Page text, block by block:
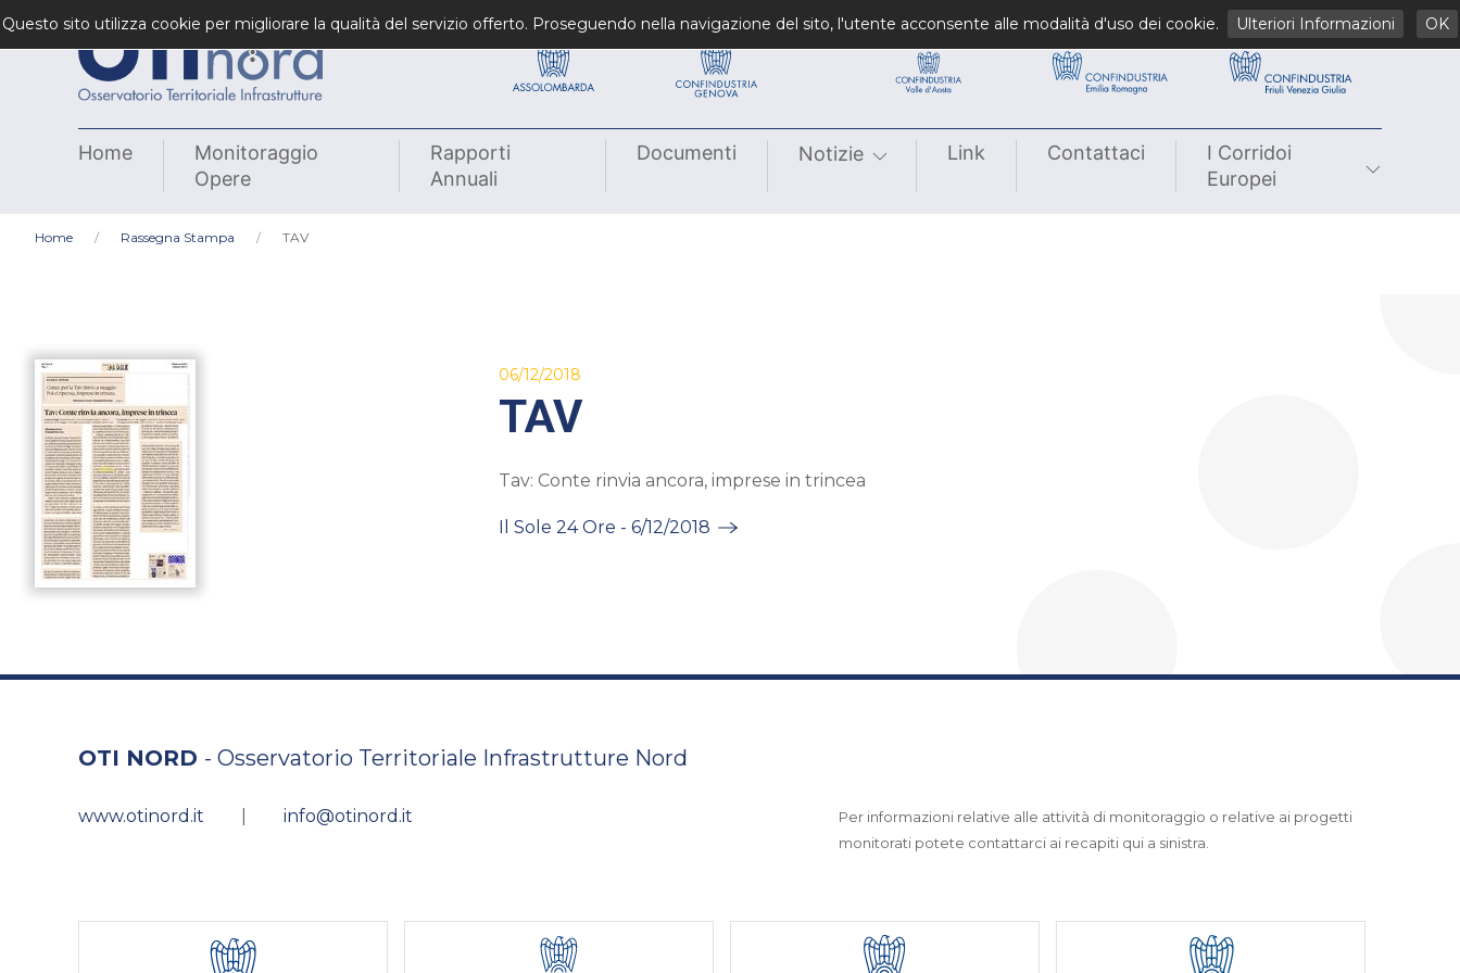
Confindustrie fondatrici Confindustrie regionali
Home
Monitoraggio
Opere
Rapporti
Annuali
Documenti Notizie Link Contattaci
I Corridoi
Europei
Home Rassegna Stampa TAV
06/12/2018
TAV
Tav: Conte rinvia ancora, imprese in trincea
Il Sole 24 Ore - 6/12/2018
OTI NORD - Osservatorio Territoriale Infrastrutture Nord
www.otinord.it info@otinord.it
Per informazioni relative alle attività di monitoraggio o relative ai progetti
monitorati potete contattarci ai recapiti qui a sinistra.
Questo sito utilizza cookie per migliorare la qualità del servizio offerto. Proseguendo nella navigazione del sito, l'utente acconsente alle modalità d'uso dei cookie. Ulteriori Informazioni OK